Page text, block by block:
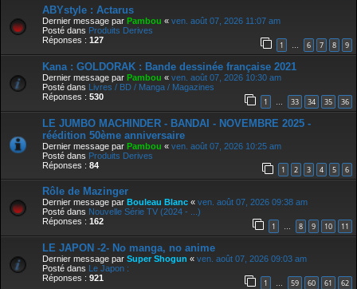
ABYstyle : Actarus
Dernier message par Pambou « ven. août 07, 2026 11:07 am
Posté dans Produits Derives
Réponses : 127 1 … 6 7 8 9
Kana : GOLDORAK : Bande dessinée française 2021
Dernier message par Pambou « ven. août 07, 2026 10:30 am
Posté dans Livres / BD / Manga / Magazines
Réponses : 530 1 … 33 34 35 36
LE JUMBO MACHINDER - BANDAI - NOVEMBRE 2025 -
réédition 50ème anniversaire
Dernier message par Pambou « ven. août 07, 2026 10:25 am
Posté dans Produits Derives
Réponses : 84 1 2 3 4 5 6
Rôle de Mazinger
Dernier message par Bouleau Blanc « ven. août 07, 2026 09:38 am
Posté dans Nouvelle Série TV (2024 - ...)
Réponses : 162 1 … 8 9 10 11
LE JAPON -2- No manga, no anime
Dernier message par Super Shogun « ven. août 07, 2026 09:03 am
Posté dans Le Japon :
Réponses : 921 1 59 60 61 62